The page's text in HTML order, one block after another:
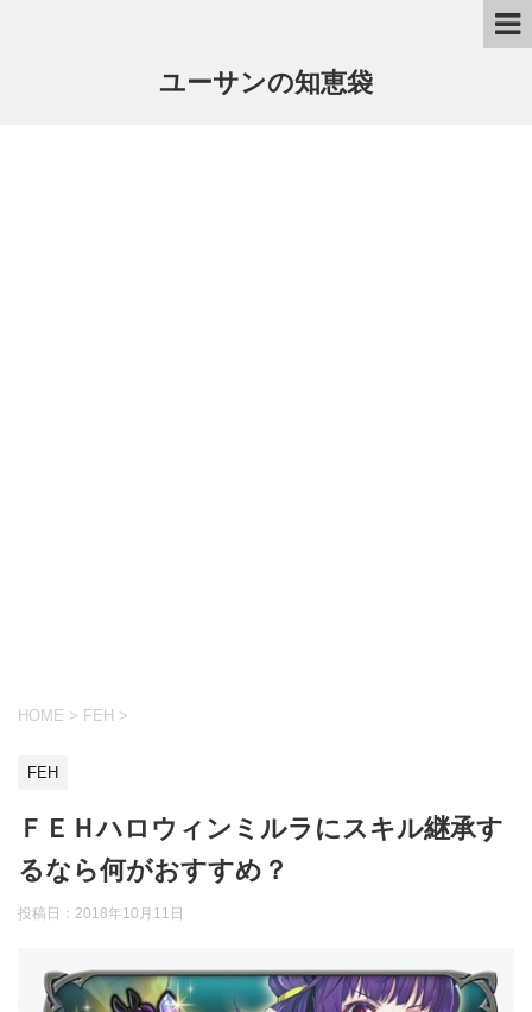
ユーサンの知恵袋
HOME > FEH >
FEH
ＦＥＨハロウィンミルラにスキル継承す
るなら何がおすすめ？
投稿日： 2018年10月11日